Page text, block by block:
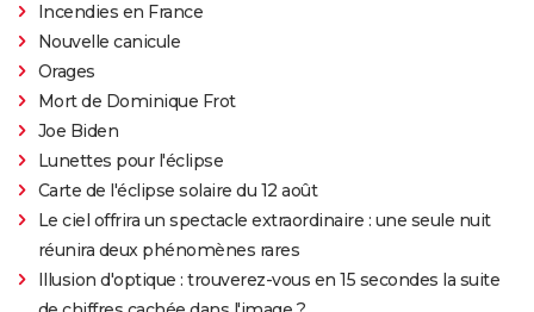
Incendies en France
Nouvelle canicule
Orages
Mort de Dominique Frot
Joe Biden
Lunettes pour l'éclipse
Carte de l'éclipse solaire du 12 août
Le ciel offrira un spectacle extraordinaire : une seule nuit
réunira deux phénomènes rares
Illusion d'optique : trouverez-vous en 15 secondes la suite